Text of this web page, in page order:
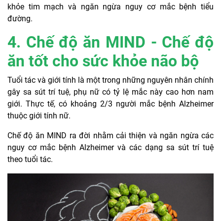
khỏe tim mạch và ngăn ngừa nguy cơ mắc bệnh tiểu
đường.
4. Chế độ ăn MIND - Chế độ
ăn tốt cho sức khỏe não bộ
Tuổi tác và giới tính là một trong những nguyên nhân chính
gây sa sút trí tuệ, phụ nữ có tỷ lệ mắc này cao hơn nam
giới. Thực tế, có khoảng 2/3 người mắc bệnh Alzheimer
thuộc giới tính nữ.
Chế độ ăn MIND ra đời nhằm cải thiện và ngăn ngừa các
nguy cơ mắc bệnh Alzheimer và các dạng sa sút trí tuệ
theo tuổi tác.